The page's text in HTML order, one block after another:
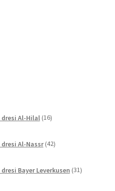
Al-Hilal 16izdelkov
Al-Nassr 42izdelkov
Bayer Leverkusen 31izdelkov